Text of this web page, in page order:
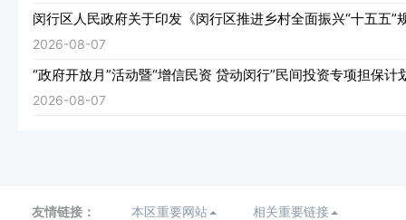
闵行区人民政府关于印发《闵行区推进乡村全面振兴“十五五”
2026-08-07
“政府开放月”活动暨“增信民资 贷动闵行”民间投资专项担保计
2026-08-07
友情链接： 本区重要网站 相关重要链接